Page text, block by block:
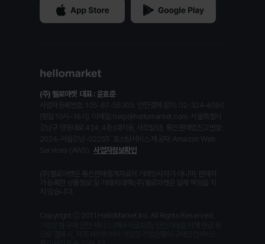
(주) 헬로마켓 대표 : 윤효준
사업자정보확인